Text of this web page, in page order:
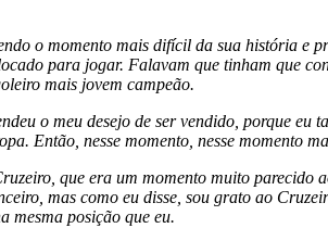
o momento mais difícil da sua história
para jogar. Falavam que tinham que
mais jovem campeão.
o meu desejo de ser vendido, porque
Então, nesse momento, nesse momento
que era um momento muito parecido
mas como eu disse, sou grato ao
mesma posição que eu.